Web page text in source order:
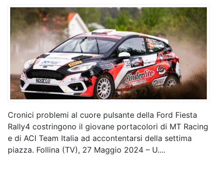
Cronici problemi al cuore pulsante della Ford Fiesta
Rally4 costringono il giovane portacolori di MT Racing
e di ACI Team Italia ad accontentarsi della settima
piazza. Follina (TV), 27 Maggio 2024 – U....